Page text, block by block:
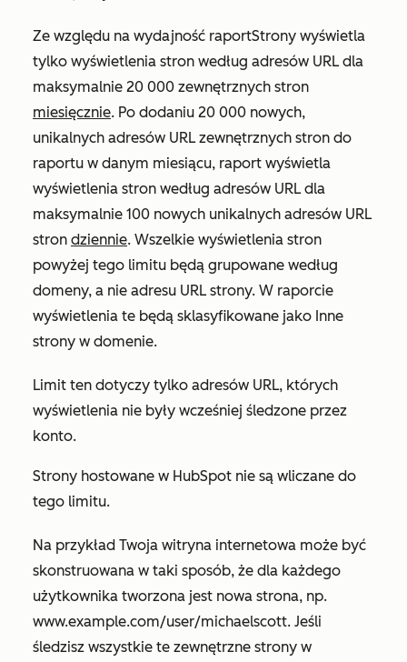
Ze względu na wydajność raportStrony wyświetla
tylko wyświetlenia stron według adresów URL dla
maksymalnie 20 000 zewnętrznych stron
miesięcznie. Po dodaniu 20 000 nowych,
unikalnych adresów URL zewnętrznych stron do
raportu w danym miesiącu, raport wyświetla
wyświetlenia stron według adresów URL dla
maksymalnie 100 nowych unikalnych adresów URL
stron dziennie. Wszelkie wyświetlenia stron
powyżej tego limitu będą grupowane według
domeny, a nie adresu URL strony. W raporcie
wyświetlenia te będą sklasyfikowane jako Inne
strony w domenie.
Limit ten dotyczy tylko adresów URL, których
wyświetlenia nie były wcześniej śledzone przez
konto.
Strony hostowane w HubSpot nie są wliczane do
tego limitu.
Na przykład Twoja witryna internetowa może być
skonstruowana w taki sposób, że dla każdego
użytkownika tworzona jest nowa strona, np.
www.example.com/user/michaelscott. Jeśli
śledzisz wszystkie te zewnętrzne strony w